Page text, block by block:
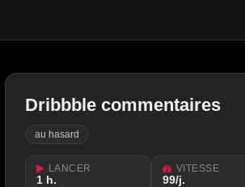
Dribbble commentaires
au hasard
LANCER
1 h.
VITESSE
99/j.